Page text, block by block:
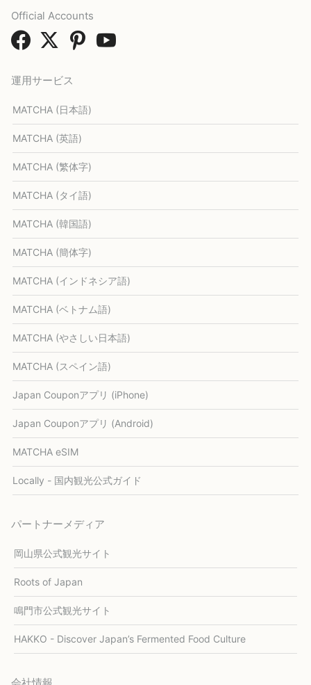
運用サービス
MATCHA (日本語)
MATCHA (英語)
MATCHA (繁体字)
MATCHA (タイ語)
MATCHA (韓国語)
MATCHA (簡体字)
MATCHA (インドネシア語)
MATCHA (ベトナム語)
MATCHA (やさしい日本語)
MATCHA (スペイン語)
Japan Couponアプリ (iPhone)
Japan Couponアプリ (Android)
MATCHA eSIM
Locally - 国内観光公式ガイド
パートナーメディア
岡山県公式観光サイト
Roots of Japan
鳴門市公式観光サイト
HAKKO - Discover Japan’s Fermented Food Culture
Official Accounts